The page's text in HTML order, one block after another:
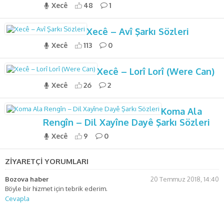
Xecê 48 1
Xecê – Avî Şarkı Sözleri
Xecê 113 0
Xecê – Lorî Lorî (Were Can)
Xecê 26 2
Koma Ala
Rengîn – Dil Xayîne Dayê Şarkı Sözleri
Xecê 9 0
ZİYARETÇİ YORUMLARI
Bozova haber
20 Temmuz 2018, 14:40
Böyle bir hizmet için tebrik ederim.
Cevapla